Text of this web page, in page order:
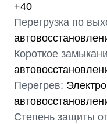
+40
Перегрузка по
Короткое
Перегрев:
Степень защиты